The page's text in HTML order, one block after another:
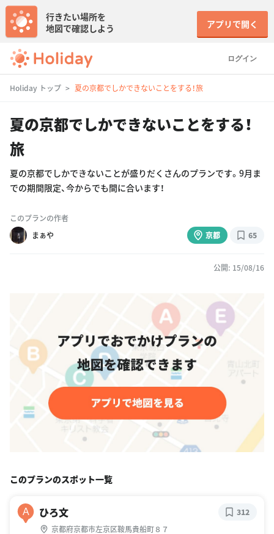
ログイン
行きたい場所を
地図で確認しよう
アプリで開く
Holiday トップ 夏の京都でしかできないことをする！旅
夏の京都でしかできないことをする！
旅
夏の京都でしかできないことが盛りだくさんのプランです。9月ま
での期間限定、今からでも間に合います！
このプランの作者
まぁや
京都 65
公開: 15/08/16
このプランのスポット一覧
A ひろ文
京都府京都市左京区鞍馬貴船町８７
312